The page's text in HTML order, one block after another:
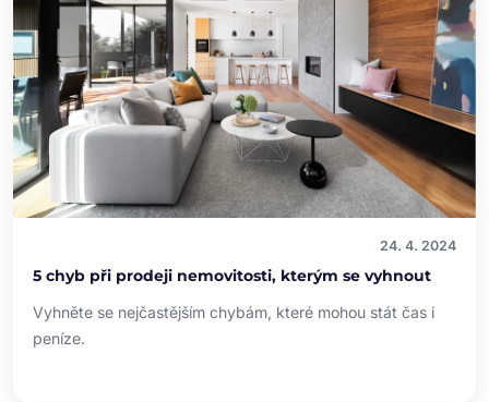
24. 4. 2024
5 chyb při prodeji nemovitosti, kterým se vyhnout
Vyhněte se nejčastějším chybám, které mohou stát čas i
peníze.